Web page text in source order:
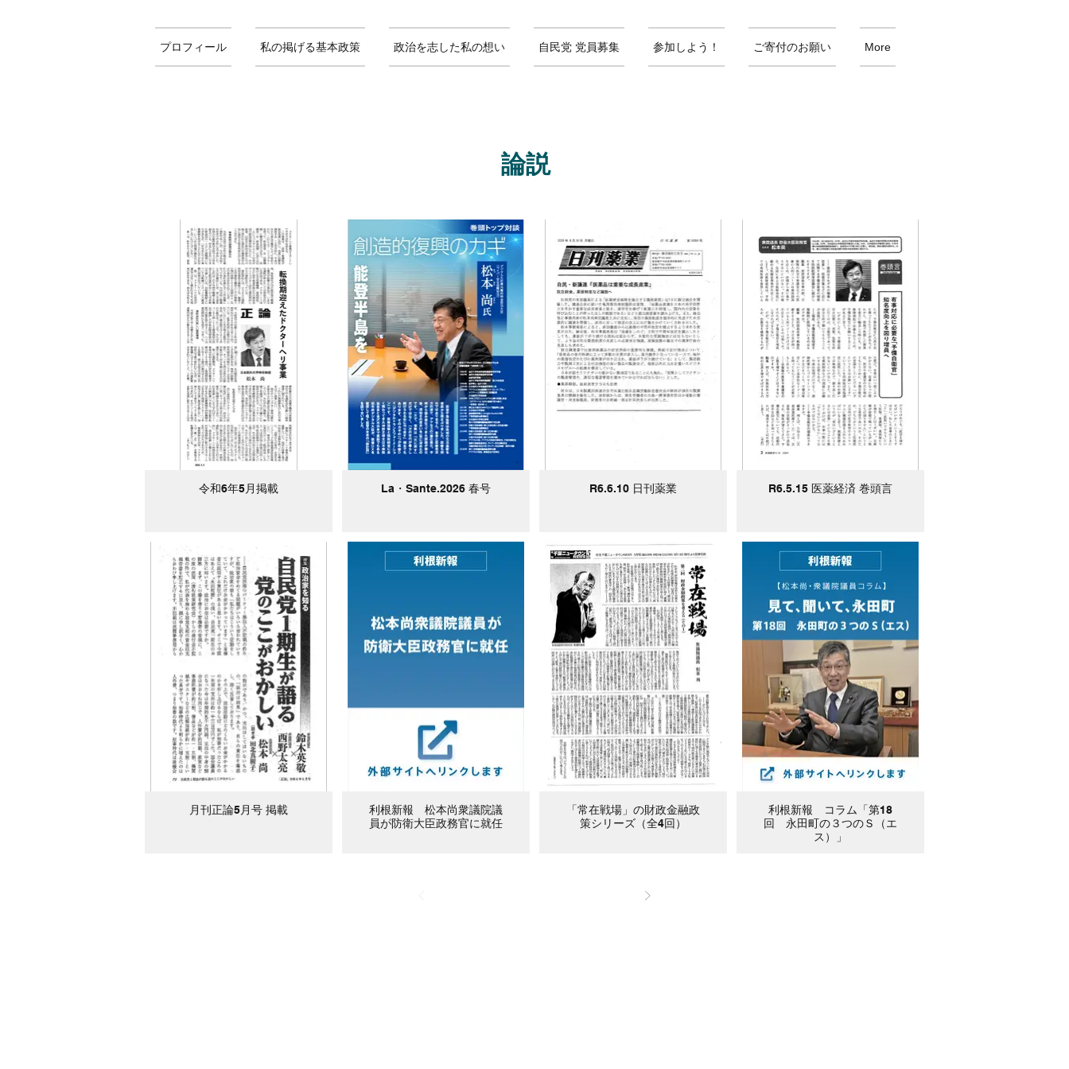
プロフィール 私の掲げる基本政策 政治を志した私の想い 自民党 党員募集 参加しよう！ ご寄付のお願い More
論説
令和6年5月掲載 La・Sante.2026 春号 R6.6.10 日刊薬業 R6.5.15 医薬経済 巻頭言
月刊正論5月号 掲載
利根新報 松本尚衆議院議
員が防衛大臣政務官に就任
「常在戦場」の財政金融政
策シリーズ（全4回）
利根新報 コラム「第18
回 永田町の３つのＳ（エ
ス）」